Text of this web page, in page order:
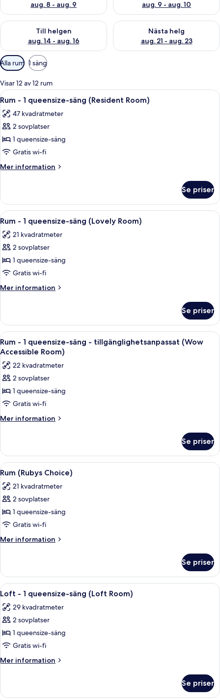
aug. 8 - aug. 9
aug. 9 - aug. 10
Till helgen
aug. 14 - aug. 16
Kontrollera tillgängligheten för den här helgen aug. 14 - aug.
Nästa helg
aug. 21 - aug. 23
Kontrollera tillgängligheten
Tillgängliga
filter
för
rum
Alla rum 1 säng
Visar 12 av 12 rum
Öppna
alla
foton
för
Rum
-
1
queensize-
(Resident
Room)
Ett modernt kök med ett träskåp, en
5
Rum - 1 queensize-säng (Resident Room)
47 kvadratmeter
2 sovplatser
1 queensize-säng
Gratis wi-fi
Mer information
Mer
-
queensize-
(Resident
Room)
Se priser
Öppna
alla
foton
för
Rum
-
1
queensize-
(Lovely
Room)
Ett modernt badrum med en svart
6
Rum - 1 queensize-säng (Lovely Room)
21 kvadratmeter
2 sovplatser
1 queensize-säng
Gratis wi-fi
Mer information
Mer
-
queensize-
säng
Room)
Se priser
Öppna
alla
foton
för
Rum
-
1
queensize-
tillgänglighetsanpassat
(Wow
Accessible
Room)
Ett hotellrum med en säng, ett
4
Rum - 1 queensize-säng - tillgänglighetsanpassat (Wow
Accessible Room)
22 kvadratmeter
2 sovplatser
1 queensize-säng
Gratis wi-fi
Mer information
Mer
-
queensize-
tillgänglighetsanpassat
Accessible
Room)
Se priser
Öppna
alla
foton
för
Rum
(Rubys
Choice)
Ett hotellrum med en säng,
4
Rum (Rubys Choice)
21 kvadratmeter
2 sovplatser
1 queensize-säng
Gratis wi-fi
Mer information
Mer
(Rubys
Choice)
Se priser
Öppna
alla
foton
för
Loft
-
1
queensize-
(Loft
Ett modernt hotellrum med en
4
Loft - 1 queensize-säng (Loft Room)
29 kvadratmeter
2 sovplatser
1 queensize-säng
Gratis wi-fi
Mer information
Mer
-
Se priser